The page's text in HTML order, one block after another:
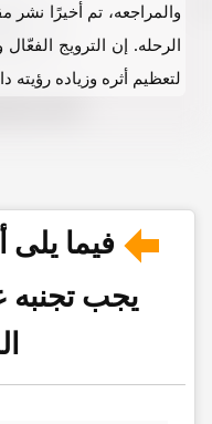
والمراجعه، تم أخیرًا نشر
الرحله. إن الترویج
لتعظیم أثره وزیاده رؤیته
فیما
یجب تجنبه